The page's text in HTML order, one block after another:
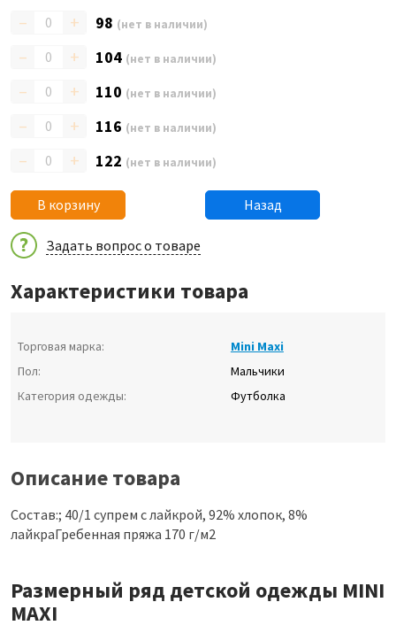
– + 98 (нет в наличии)
– + 104 (нет в наличии)
– + 110 (нет в наличии)
– + 116 (нет в наличии)
– + 122 (нет в наличии)
В корзину Назад
Задать вопрос о товаре
Характеристики товара
Торговая марка:
Mini Maxi
Пол:
Мальчики
Категория одежды:
Футболка
Описание товара
Состав:; 40/1 супрем с лайкрой, 92% хлопок, 8%
лайкраГребенная пряжа 170 г/м2
Размерный ряд детской одежды MINI
MAXI